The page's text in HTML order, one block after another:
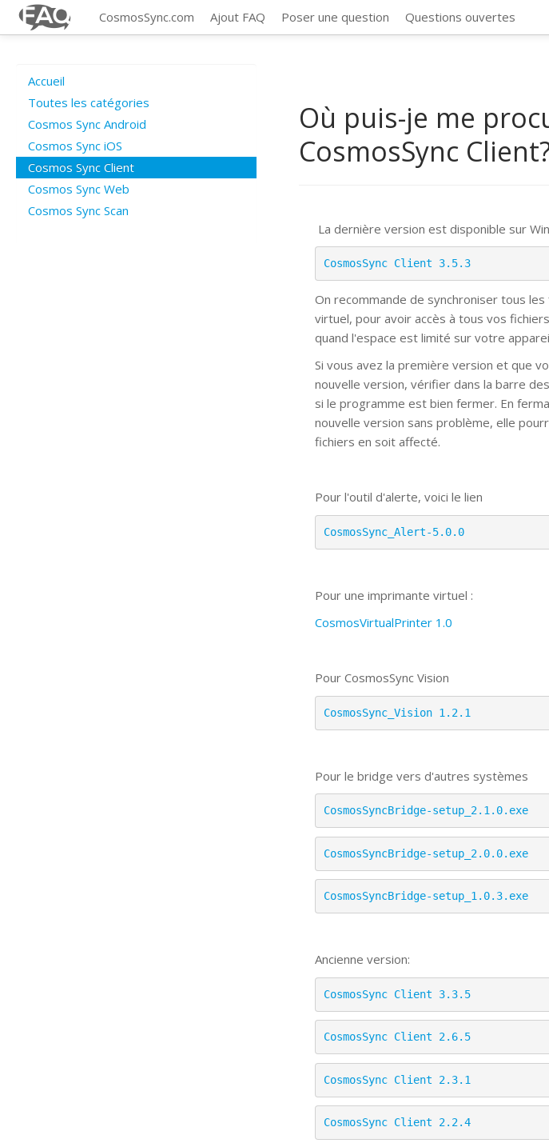
CosmosSync.com Ajout FAQ Poser une question Questions ouvertes
Accueil
Toutes les catégories
Cosmos Sync Android
Cosmos Sync iOS
Cosmos Sync Client
Cosmos Sync Web
Cosmos Sync Scan
Où puis-je me
CosmosSync
La dernière version est disponible sur
CosmosSync Client 3.5.3
On recommande de synchroniser tous
virtuel, pour avoir accès à tous vos
quand l'espace est limité sur votre
Si vous avez la première version et que
nouvelle version, vérifier dans la barre
si le programme est bien fermer. En
nouvelle version sans problème, elle
fichiers en soit affecté.
Pour l'outil d'alerte, voici le lien
CosmosSync_Alert-5.0.0
Pour une imprimante virtuel :
CosmosVirtualPrinter 1.0
Pour CosmosSync Vision
CosmosSync_Vision 1.2.1
Pour le bridge vers d'autres systèmes
CosmosSyncBridge-setup_2.1.0.exe
CosmosSyncBridge-setup_2.0.0.exe
CosmosSyncBridge-setup_1.0.3.exe
Ancienne version:
CosmosSync Client 3.3.5
CosmosSync Client 2.6.5
CosmosSync Client 2.3.1
CosmosSync Client 2.2.4